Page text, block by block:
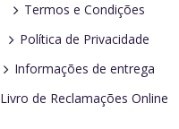
Termos e Condições
Política de Privacidade
Informações de entrega
Livro de Reclamações Online